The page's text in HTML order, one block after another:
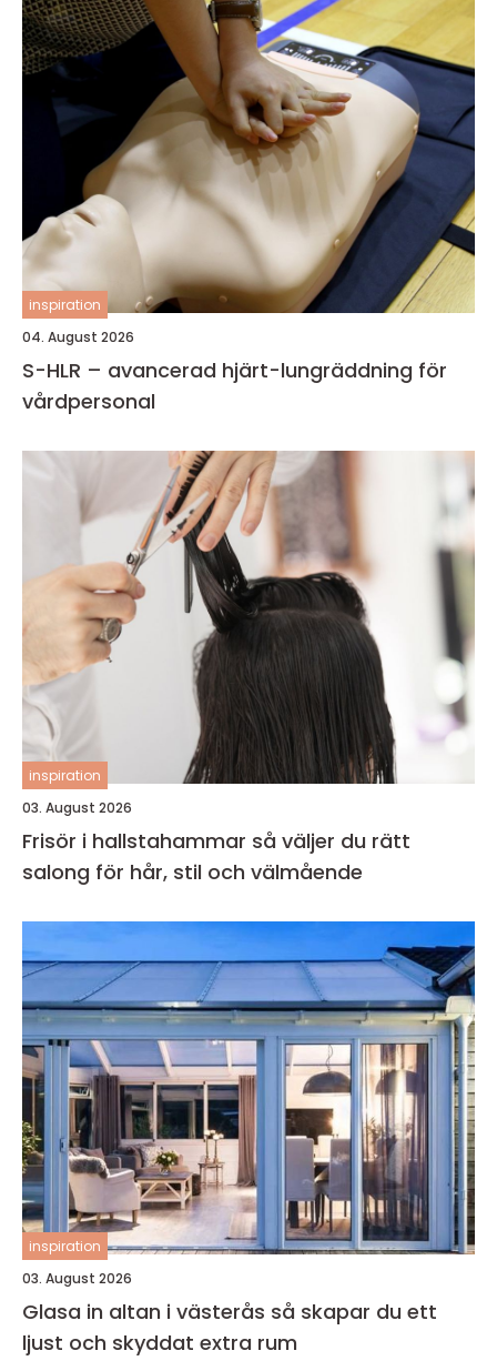
inspiration
04. August 2026
S-HLR – avancerad hjärt-lungräddning för
vårdpersonal
inspiration
03. August 2026
Frisör i hallstahammar så väljer du rätt
salong för hår, stil och välmående
inspiration
03. August 2026
Glasa in altan i västerås så skapar du ett
ljust och skyddat extra rum